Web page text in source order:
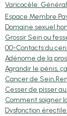
Varicocèle:
Espace Membre
Domaine sexuel
Grossir Sein ou
00-Contacts du
Adénome de la
Agrandir le pénis,
Cancer de
Cesser de pisser
Comment soigner
Dysfonction